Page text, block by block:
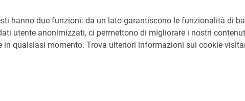
hanno due funzioni: da un lato garantiscono le funzionalità di
utente anonimizzati, ci permettono di migliorare i nostri
qualsiasi momento. Trova ulteriori informazioni sui cookie